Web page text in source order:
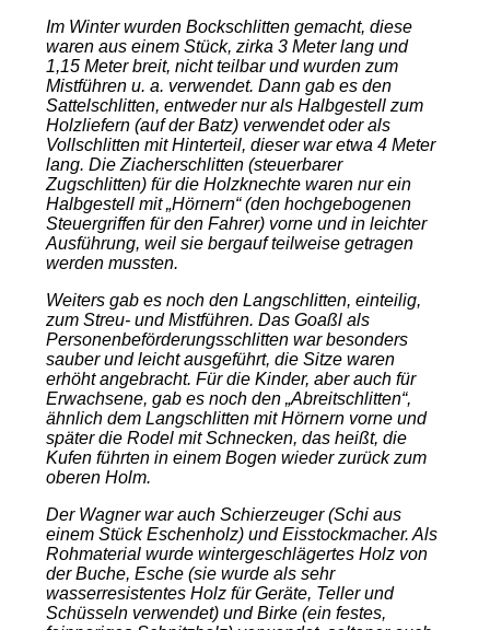
Im Winter wurden Bockschlitten gemacht, diese
waren aus einem Stück, zirka 3 Meter lang und
1,15 Meter breit, nicht teilbar und wurden zum
Mistführen u. a. verwendet. Dann gab es den
Sattelschlitten, entweder nur als Halbgestell zum
Holzliefern (auf der Batz) verwendet oder als
Vollschlitten mit Hinterteil, dieser war etwa 4 Meter
lang. Die Ziacherschlitten (steuerbarer
Zugschlitten) für die Holzknechte waren nur ein
Halbgestell mit „Hörnern“ (den hochgebogenen
Steuergriffen für den Fahrer) vorne und in leichter
Ausführung, weil sie bergauf teilweise getragen
werden mussten.
Weiters gab es noch den Langschlitten, einteilig,
zum Streu- und Mistführen. Das Goaßl als
Personenbeförderungsschlitten war besonders
sauber und leicht ausgeführt, die Sitze waren
erhöht angebracht. Für die Kinder, aber auch für
Erwachsene, gab es noch den „Abreitschlitten“,
ähnlich dem Langschlitten mit Hörnern vorne und
später die Rodel mit Schnecken, das heißt, die
Kufen führten in einem Bogen wieder zurück zum
oberen Holm.
Der Wagner war auch Schierzeuger (Schi aus
einem Stück Eschenholz) und Eisstockmacher. Als
Rohmaterial wurde wintergeschlägertes Holz von
der Buche, Esche (sie wurde als sehr
wasserresistentes Holz für Geräte, Teller und
Schüsseln verwendet) und Birke (ein festes,